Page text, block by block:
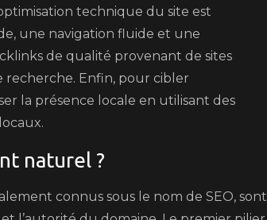
technique du site est
une navigation fluide et une
de qualité provenant de sites
recherche. Enfin, pour cibler
la présence locale en utilisant des
naturel ?
connus sous le nom de SEO, sont